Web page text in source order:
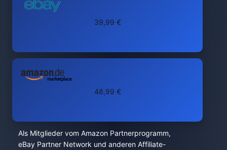
39,99 €
48,99 €
Als Mitglieder vom Amazon Partnerprogramm,
eBay Partner Network und anderen Affiliate-